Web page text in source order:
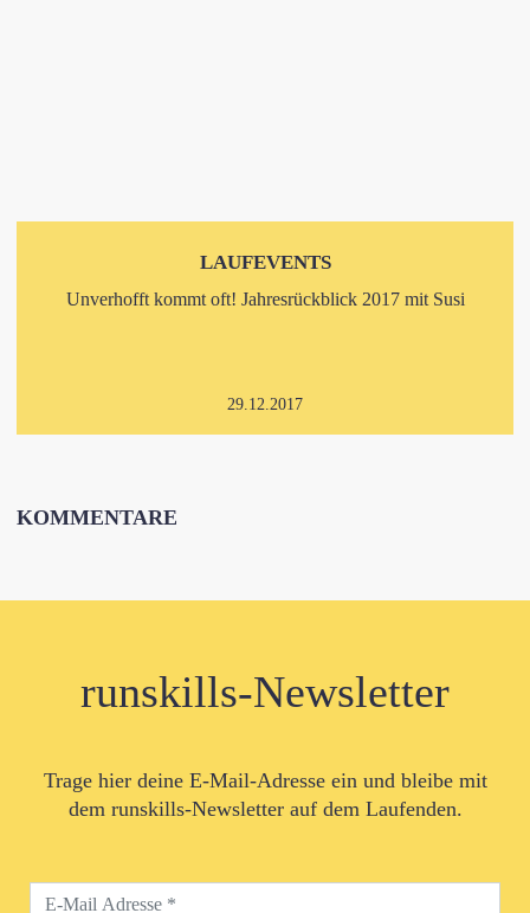
LAUFEVENTS
Unverhofft kommt oft! Jahresrückblick 2017 mit Susi
29.12.2017
KOMMENTARE
runskills-Newsletter
Trage hier deine E-Mail-Adresse ein und bleibe mit
dem runskills-Newsletter auf dem Laufenden.